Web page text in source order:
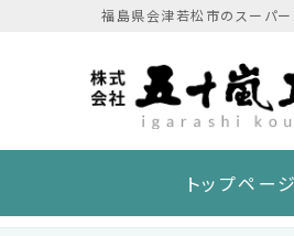
福島県会津若松市のスーパ
トップページ